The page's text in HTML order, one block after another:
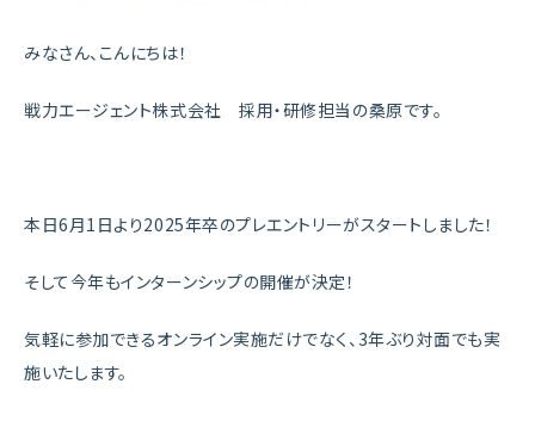
みなさん、こんにちは！
戦力エージェント株式会社 採用・研修担当の桑原です。
本日6月1日より2025年卒のプレエントリーがスタートしました！
そして今年もインターンシップの開催が決定！
気軽に参加できるオンライン実施だけでなく、3年ぶり対面でも実
施いたします。